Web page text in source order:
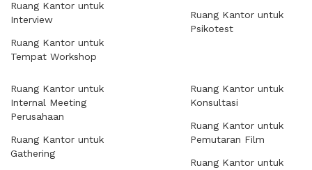
Ruang Kantor untuk
Interview
Ruang Kantor untuk
Tempat Workshop
Ruang Kantor untuk
Psikotest
Ruang Kantor untuk
Internal Meeting
Perusahaan
Ruang Kantor untuk
Gathering
Ruang Kantor untuk
Konsultasi
Ruang Kantor untuk
Pemutaran Film
Ruang Kantor untuk